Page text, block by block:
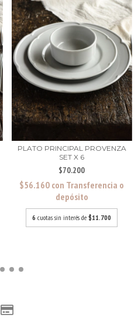
PLATO PRINCIPAL PROVENZA
SET X 6
$70.200
$56.160 con Transferencia o
depósito
6 cuotas sin interés de$11.700